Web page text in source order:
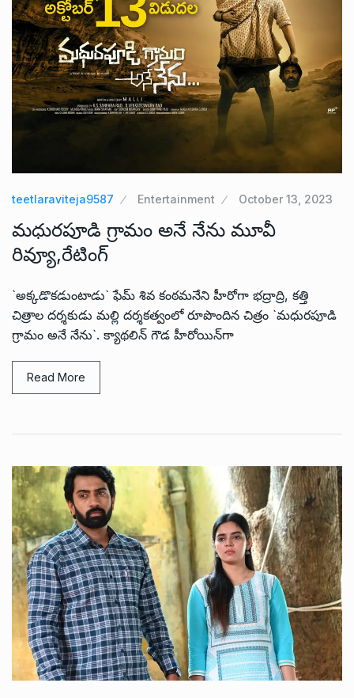
teetlaraviteja9587 Entertainment October 13, 2023
మ‌ధుర‌పూడి గ్రామం అనే నేను మూవీ
రివ్యూ,రేటింగ్‌
`అక్కడొకడుంటాడు` ఫేమ్ శివ కంఠ‌మ‌నేని హీరోగా భ‌ద్రాద్రి, క‌త్తి
చిత్రాల ద‌ర్శ‌కుడు మల్లి ద‌ర్శ‌క‌త్వంలో రూపొందిన చిత్రం `మ‌ధుర‌పూడి
గ్రామం అనే నేను`. క్యాథ‌లిన్ గౌడ హీరోయిన్‌గా
Read More